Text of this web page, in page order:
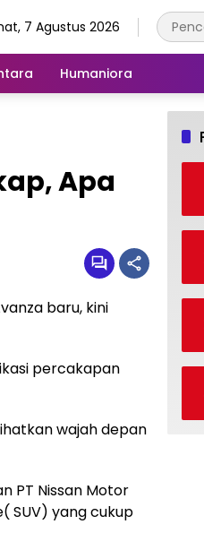
7 Agustus 2026
Humaniora
Apa
baru, kini
percakapan
wajah depan
PT Nissan Motor
SUV) yang cukup